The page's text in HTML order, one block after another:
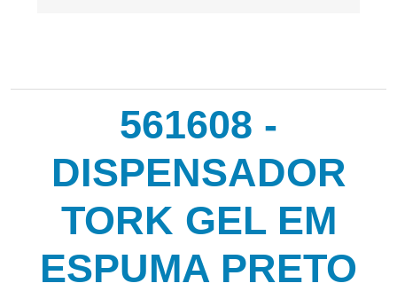
561608 -
DISPENSADOR
TORK GEL EM
ESPUMA PRETO